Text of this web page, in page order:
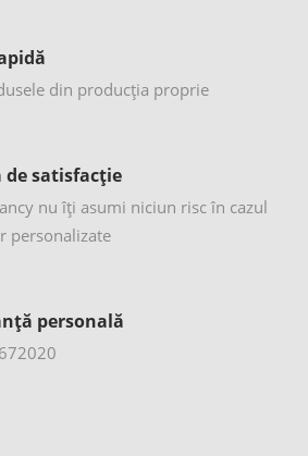
din producția proprie
de satisfacție
nu îţi asumi niciun risc în cazul
personalizate
personală